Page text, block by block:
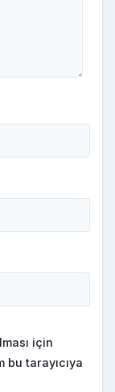
için
bu tarayıcıya